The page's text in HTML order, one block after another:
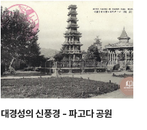
대경성의 신풍경 - 파고다 공원